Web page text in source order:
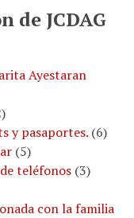
de JCDAG
Ayestaran
)
y pasaportes. (6)
(5)
teléfonos (3)
con la familia